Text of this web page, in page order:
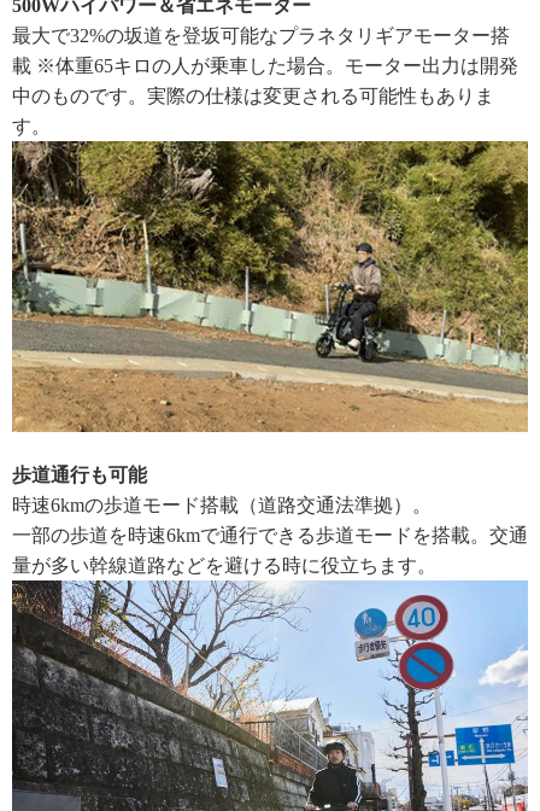
500Wハイパワー＆省エネモーター
最大で32%の坂道を登坂可能なプラネタリギアモーター搭
載 ※体重65キロの人が乗車した場合。モーター出力は開発
中のものです。実際の仕様は変更される可能性もありま
す。
歩道通行も可能
時速6kmの歩道モード搭載（道路交通法準拠）。
一部の歩道を時速6kmで通行できる歩道モードを搭載。交通
量が多い幹線道路などを避ける時に役立ちます。